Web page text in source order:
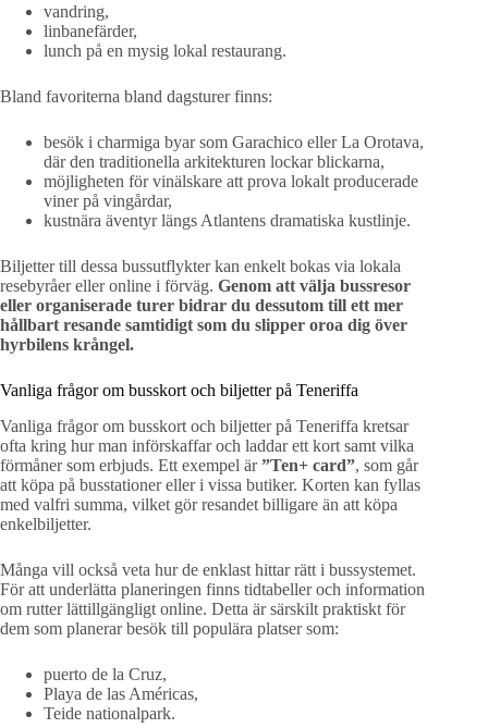
vandring,
linbanefärder,
lunch på en mysig lokal restaurang.
Bland favoriterna bland dagsturer finns:
besök i charmiga byar som Garachico eller La Orotava,
där den traditionella arkitekturen lockar blickarna,
möjligheten för vinälskare att prova lokalt producerade
viner på vingårdar,
kustnära äventyr längs Atlantens dramatiska kustlinje.
Biljetter till dessa bussutflykter kan enkelt bokas via lokala
resebyråer eller online i förväg. Genom att välja bussresor
eller organiserade turer bidrar du dessutom till ett mer
hållbart resande samtidigt som du slipper oroa dig över
hyrbilens krångel.
Vanliga frågor om busskort och biljetter på Teneriffa
Vanliga frågor om busskort och biljetter på Teneriffa kretsar
ofta kring hur man införskaffar och laddar ett kort samt vilka
förmåner som erbjuds. Ett exempel är”Ten+ card”, som går
att köpa på busstationer eller i vissa butiker. Korten kan fyllas
med valfri summa, vilket gör resandet billigare än att köpa
enkelbiljetter.
Många vill också veta hur de enklast hittar rätt i bussystemet.
För att underlätta planeringen finns tidtabeller och information
om rutter lättillgängligt online. Detta är särskilt praktiskt för
dem som planerar besök till populära platser som:
puerto de la Cruz,
Playa de las Américas,
Teide nationalpark.